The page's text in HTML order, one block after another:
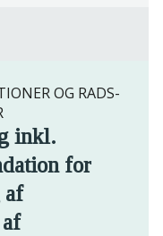
OG RADS-
inkl.
for
af